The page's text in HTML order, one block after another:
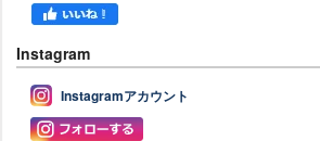
Instagram
Instagramアカウント